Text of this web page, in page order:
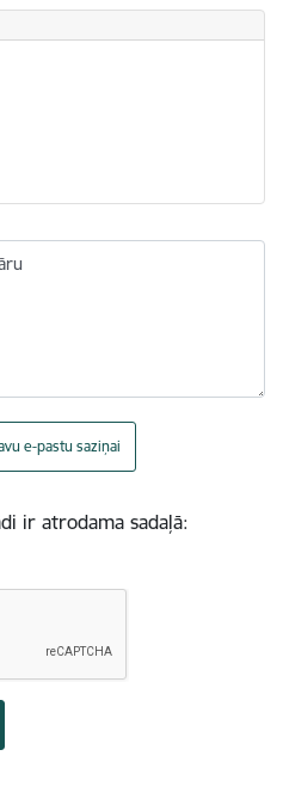
e-pastu saziņai
ir atrodama sadaļā: